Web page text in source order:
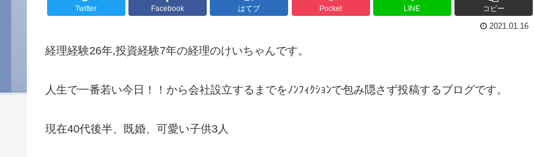
Twitter Facebook はてブ Pocket LINE コピー
2021.01.16
経理経験26年,投資経験7年の経理のけいちゃんです。
人生で一番若い今日！！から会社設立するまでをﾉﾝﾌｨｸｼｮﾝで包み隠さず投稿するブログです。
現在40代後半、既婚、可愛い子供3人